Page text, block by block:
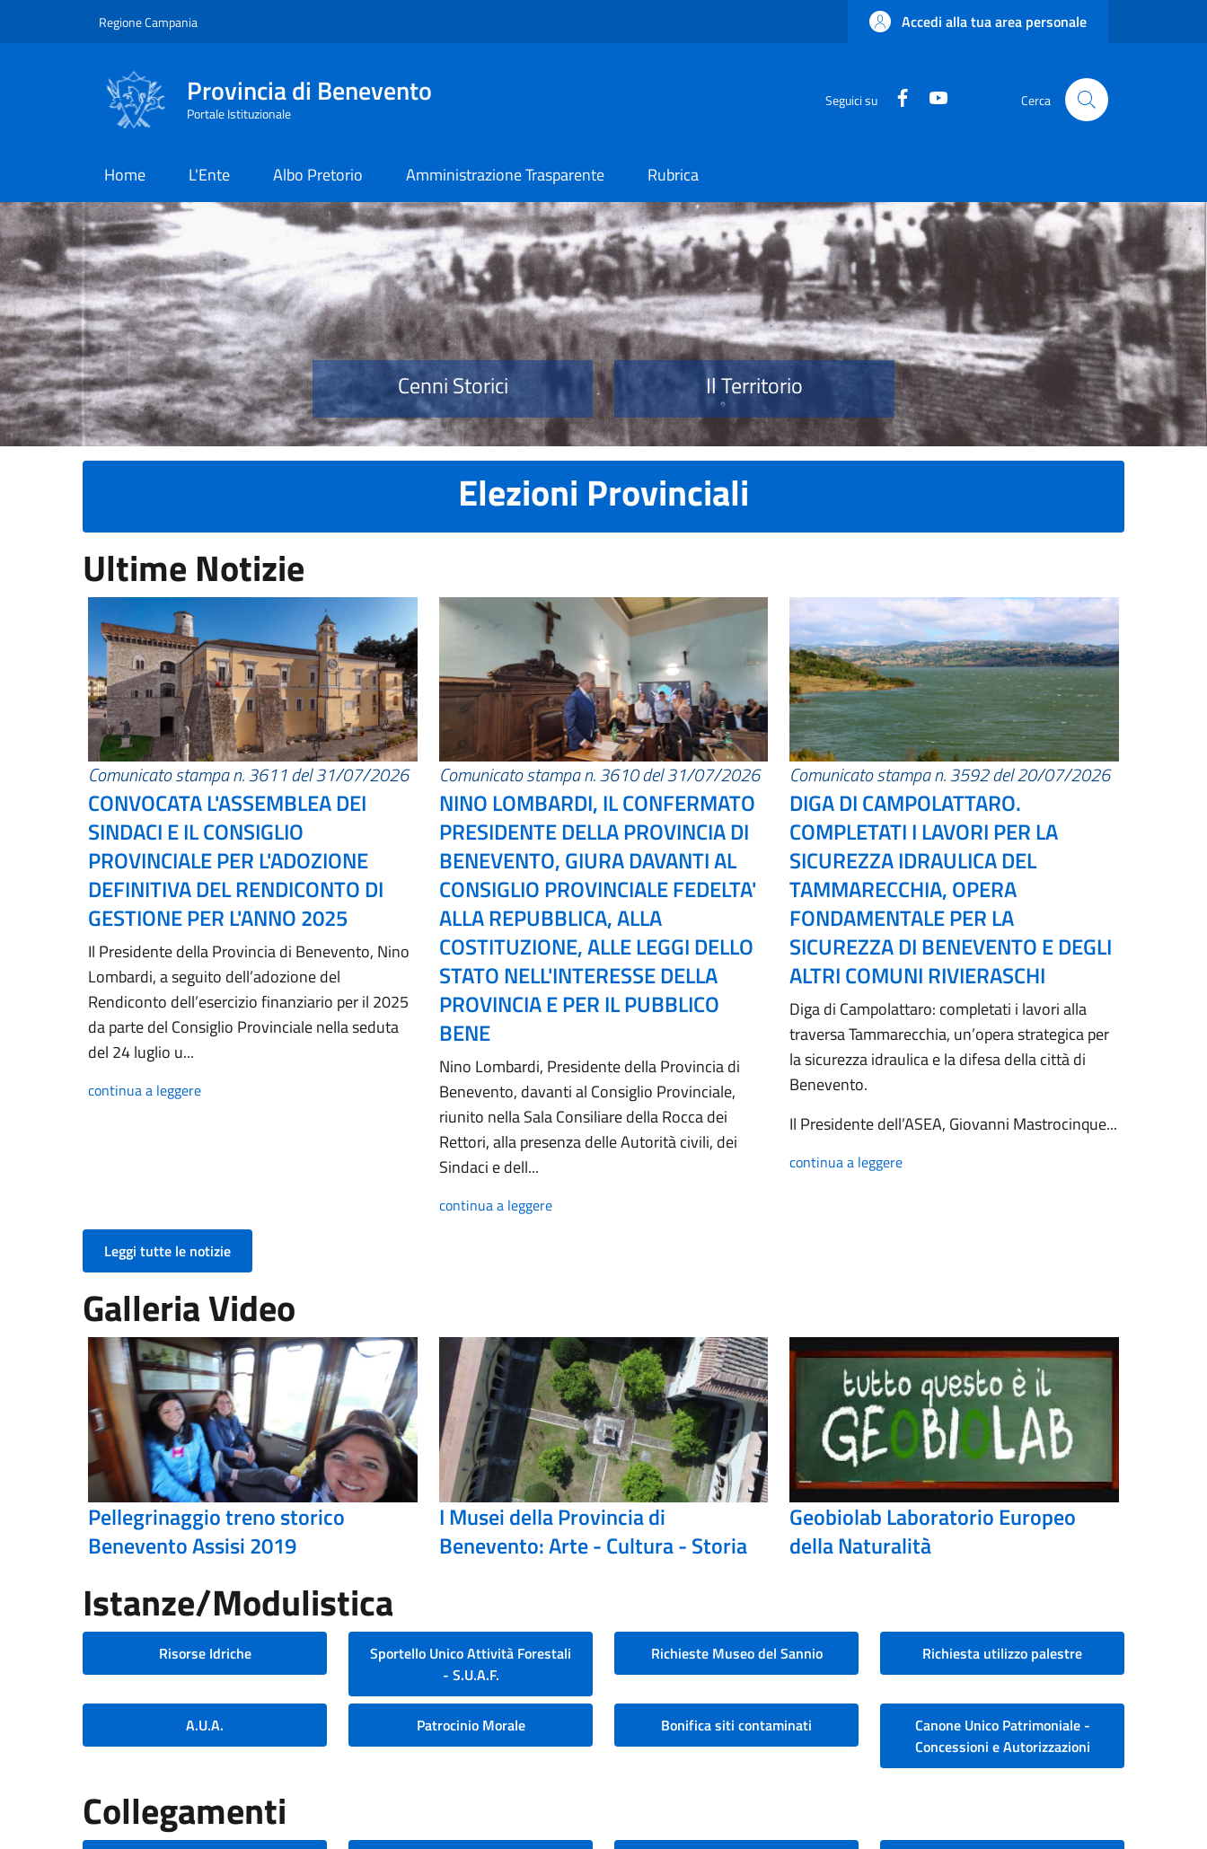
Regione Campania Accedi alla tua area personale
Provincia di Benevento
Portale Istituzionale
Seguici su Facebook Cerca
Home L'Ente Albo Pretorio Amministrazione Trasparente Rubrica
Provincia di Benevento
Cenni Storici Il Territorio
Elezioni Provinciali
Ultime Notizie
Comunicato stampa n. 3611 del 31/07/2026
CONVOCATA L'ASSEMBLEA DEI
SINDACI E IL CONSIGLIO
PROVINCIALE PER L'ADOZIONE
DEFINITIVA DEL RENDICONTO DI
GESTIONE PER L'ANNO 2025
Il Presidente della Provincia di Benevento, Nino
Lombardi, a seguito dell’adozione del
Rendiconto dell’esercizio finanziario per il 2025
da parte del Consiglio Provinciale nella seduta
del 24 luglio u...
continua a leggere
Comunicato stampa n. 3610 del 31/07/2026
NINO LOMBARDI, IL CONFERMATO
PRESIDENTE DELLA PROVINCIA DI
BENEVENTO, GIURA DAVANTI AL
CONSIGLIO PROVINCIALE FEDELTA'
ALLA REPUBBLICA, ALLA
COSTITUZIONE, ALLE LEGGI DELLO
STATO NELL'INTERESSE DELLA
PROVINCIA E PER IL PUBBLICO
BENE
Nino Lombardi, Presidente della Provincia di
Benevento, davanti al Consiglio Provinciale,
riunito nella Sala Consiliare della Rocca dei
Rettori, alla presenza delle Autorità civili, dei
Sindaci e dell...
continua a leggere
Comunicato stampa n. 3592 del 20/07/2026
DIGA DI CAMPOLATTARO.
COMPLETATI I LAVORI PER LA
SICUREZZA IDRAULICA DEL
TAMMARECCHIA, OPERA
FONDAMENTALE PER LA
SICUREZZA DI BENEVENTO E DEGLI
ALTRI COMUNI RIVIERASCHI
Diga di Campolattaro: completati i lavori alla
traversa Tammarecchia, un’opera strategica per
la sicurezza idraulica e la difesa della città di
Benevento.
Il Presidente dell’ASEA, Giovanni Mastrocinque...
continua a leggere
Leggi tutte le notizie
Galleria Video
Pellegrinaggio treno storico
Benevento Assisi 2019
I Musei della Provincia di
Benevento: Arte - Cultura - Storia
Geobiolab Laboratorio Europeo
della Naturalità
Istanze/Modulistica
Risorse Idriche
Sportello Unico Attività Forestali
- S.U.A.F.
Richieste Museo del Sannio Richiesta utilizzo palestre
A.U.A. Patrocinio Morale Bonifica siti contaminati
Canone Unico Patrimoniale -
Concessioni e Autorizzazioni
Collegamenti